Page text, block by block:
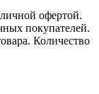
офертой.
покупателей.
Количество